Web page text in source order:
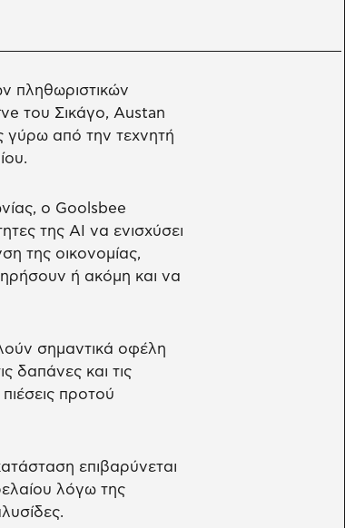
πληθωριστικών
του Σικάγο, Austan
γύρω από την τεχνητή
ο Goolsbee
της AI να ενισχύσει
της οικονομίας,
ή ακόμη και να
σημαντικά οφέλη
δαπάνες και τις
προτού
επιβαρύνεται
λόγω της